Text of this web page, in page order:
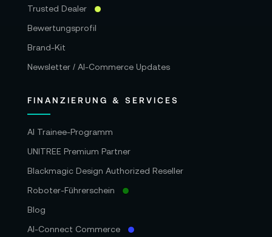
Trusted Dealer
Bewertungsprofil
Brand-Kit
Newsletter / AI-Commerce Updates
FINANZIERUNG & SERVICES
AI Trainee-Programm
UNITREE Premium Partner
Blackmagic Design Authorized Reseller
Roboter-Führerschein
Blog
AI-Connect Commerce